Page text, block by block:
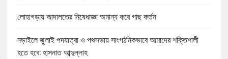
লোহাগড়ায় আদালতের নিষেধাজ্ঞা অমান্য করে গাছ কর্তন
নড়াইলে জুলাই পদযাত্রা ও পথসভায় সাংগঠনিকভাবে আমাদের শক্তিশালী
হতে হবে: হাসনাত আব্দুল্লাহ